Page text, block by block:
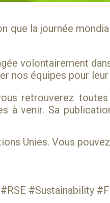
que la journée
volontairement
nos équipes pour
retrouverez
à venir. Sa
Unies. Vous
#Sustainability